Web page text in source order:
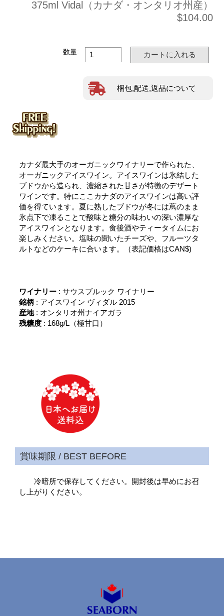
375ml Vidal（カナダ・オンタリオ州産）
$104.00
数量:
梱包,配送,返品について
カナダ最大手のオーガニックワイナリーで作られた、
オーガニックアイスワイン。アイスワインは氷結した
ブドウから造られ、濃縮された甘さが特徴のデザート
ワインです。特にここカナダのアイスワインは高い評
価を得ています。夏に熟したブドウが冬には蔦のまま
氷点下で凍ることで酸味と糖分の味わいの深い濃厚な
アイスワインとなります。食後酒やティータイムにお
楽しみください。塩味の聞いたチーズや、フルーツタ
ルトなどのケーキに合います。（表記価格はCAN$)
ワイナリー: サウスブルック ワイナリー
銘柄: アイスワイン ヴィダル 2015
産地: オンタリオ州ナイアガラ
残糖度: 168g/L（極甘口）
冷暗所で保存してください。開封後は早めにお召
し上がりください。